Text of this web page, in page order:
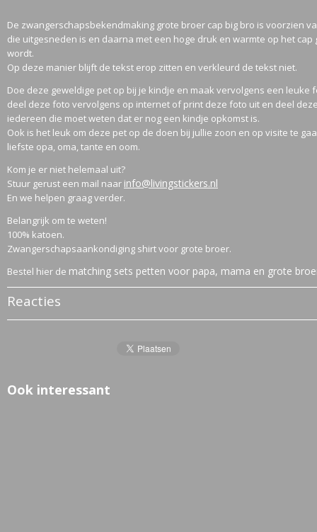
De zwangerschapsbekendmaking grote broer cap big bro is voorzien
die uitgesneden is en daarna met een hoge druk en warmte op het cap
wordt.
Op deze manier blijft de tekst erop zitten en verkleurd de tekst niet.
Doe deze geweldige pet op bij je kindje en maak vervolgens een leuke
deel deze foto vervolgens op internet of print deze foto uit en deel
iedereen die moet weten dat er nog een kindje opkomst is.
Ook is het leuk om deze pet op de doen bij jullie zoon en op visite te
liefste opa, oma, tante en oom.
Kom je er niet helemaal uit?
Stuur gerust een mail naar info@livingstickers.nl
En we helpen graag verder.
Belangrijk om te weten!
100% katoen.
Zwangerschapsaankondiging shirt voor grote broer.
Bestel hier de matching sets petten voor papa, mama en grote
Reacties
Ook interessant